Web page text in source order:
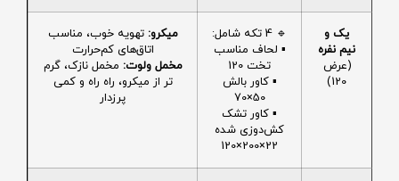
یک و
نیم نفره
(عرض
120)
🔹 4 تکه شامل:
▪️ لحاف مناسب
تخت 120
▪️ کاور بالش
50×70
▪️ کاور تشک
کش‌دوزی شده
22×200×120
میکرو: تهویه خوب، مناسب
اتاق‌های کم‌حرارت
مخمل ولوت: مخمل نازک، گرم
تر از میکرو، راه راه و کمی
پرزدار